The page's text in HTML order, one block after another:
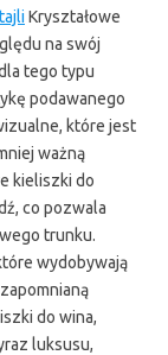
Kryształowe
na swój
tego typu
podawanego
które jest
ważną
kieliszki do
co pozwala
trunku.
wydobywają
do wina,
luksusu,